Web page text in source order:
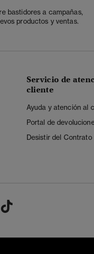
bastidores a campañas,
productos y ventas.
Servicio de
cliente
Ayuda y atención al
Portal de
Desistir del Contrato